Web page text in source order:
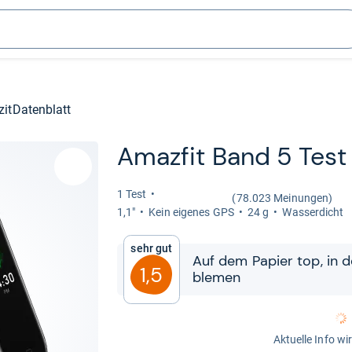
Datenblatt
Amaz­fit Band 5 Test
1 Test
(78.023 Meinungen)
1,1"
Kein eige­nes GPS 24 g Was­ser­dicht
Sehr gut
1,5
Auf dem Papier top, in
ble­men
Aktuelle Info